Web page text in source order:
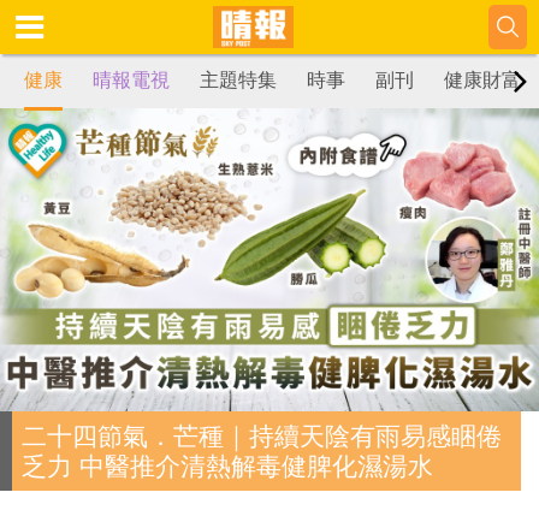
健康 晴報電視 主題特集 時事 副刊 健康財富
二十四節氣．芒種｜持續天陰有雨易感睏倦
乏力 中醫推介清熱解毒健脾化濕湯水